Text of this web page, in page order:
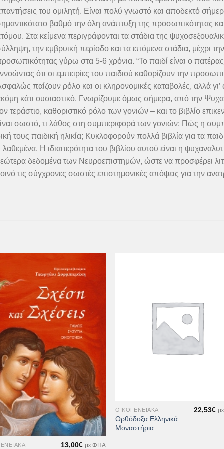
του ομιλητή. Είναι πολύ γνωστό και αποδεκτό
βαθμό την όλη ανάπτυξη της προσωπικότητας
Στα κείμενα περιγράφονται τα στάδια της
την εμβρυική περίοδο και τα επόμενα στάδια, μέχρι
γύρω στα 5-6 χρόνια. “Το παιδί είναι ο
ότι οι εμπειρίες του παιδιού καθορίζουν την
παίζουν ρόλο και οι κληρονομικές καταβολές, αλλά
κάτι ουσιαστικό. Γνωρίζουμε όμως σήμερα, από την
τεράστιο, καθοριστικό ρόλο των γονιών – και το βιβλίο
σωστό, τι λάθος στη συμπεριφορά των γονιών; Πώς η
τους παιδική ηλικία; Κυκλοφορούν πολλά βιβλία για τα
λαθεμένα. Η ιδιαιτερότητα του βιβλίου αυτού είναι η
δεδομένα των Νευροεπιστημών, ώστε να προσφέρει
τις σύγχρονες σωστές επιστημονικές απόψεις για την
Προσθήκη
Επιθυμιών
13,00€ με ΦΠΑ
ΟΙΚΟΓΕΝΕΙΑΚΆ
Ορθόδοξα Ελληνικά
Μοναστήρια
22,53€